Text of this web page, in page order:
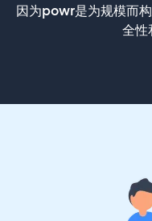
因为powr是为规模而
全性